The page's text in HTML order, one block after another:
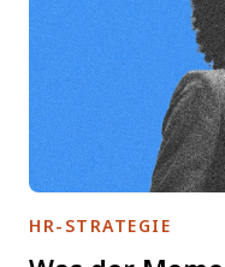
HR-STRATEGIE